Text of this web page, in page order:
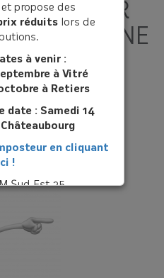
propose des
réduits lors de
à venir :
à Vitré
à Retiers
date : Samedi 14
en cliquant
!
Sud Est 35
POUR
PHÉNOMÈNE